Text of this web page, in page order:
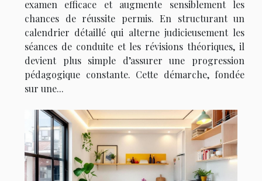
examen efficace et augmente sensiblement les
chances de réussite permis. En structurant un
calendrier détaillé qui alterne judicieusement les
séances de conduite et les révisions théoriques, il
devient plus simple d’assurer une progression
pédagogique constante. Cette démarche, fondée
sur une...